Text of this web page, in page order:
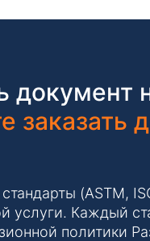
документ
заказать
(ASTM,
услуги. Каждый
политики